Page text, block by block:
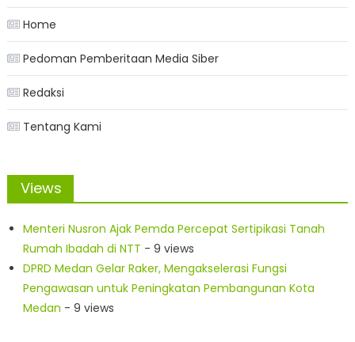
Home
Pedoman Pemberitaan Media Siber
Redaksi
Tentang Kami
Views
Menteri Nusron Ajak Pemda Percepat Sertipikasi Tanah
Rumah Ibadah di NTT - 9 views
DPRD Medan Gelar Raker, Mengakselerasi Fungsi
Pengawasan untuk Peningkatan Pembangunan Kota
Medan - 9 views